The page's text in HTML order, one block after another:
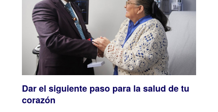
Dar el siguiente paso para la salud de tu
corazón